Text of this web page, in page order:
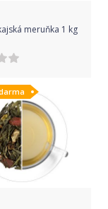
meruňka 1 kg